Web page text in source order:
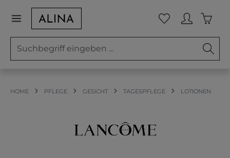
Zum Hauptinhalt springen Du hast 0
HOME PFLEGE GESICHT TAGESPFLEGE LOTIONEN